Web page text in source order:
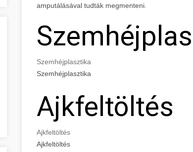
amputálásával tudták megmenteni.
Szemhéjplasztika
Szemhéjplasztika
Ajkfeltöltés
Ajkfeltöltés
Ajkfeltöltés